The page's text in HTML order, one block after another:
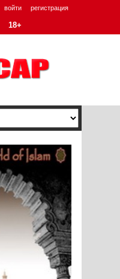
войти регистрация
18+